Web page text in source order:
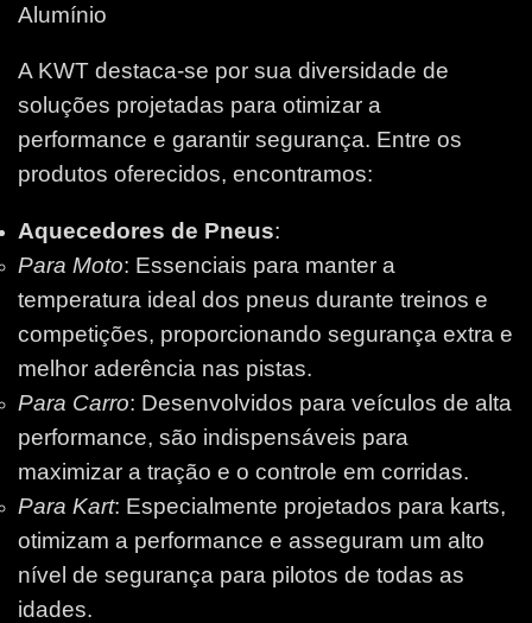
Alumínio
A KWT destaca-se por sua diversidade de
soluções projetadas para otimizar a
performance e garantir segurança. Entre os
produtos oferecidos, encontramos:
Aquecedores de Pneus:
Para Moto: Essenciais para manter a
temperatura ideal dos pneus durante treinos e
competições, proporcionando segurança extra e
melhor aderência nas pistas.
Para Carro: Desenvolvidos para veículos de alta
performance, são indispensáveis para
maximizar a tração e o controle em corridas.
Para Kart: Especialmente projetados para karts,
otimizam a performance e asseguram um alto
nível de segurança para pilotos de todas as
idades.